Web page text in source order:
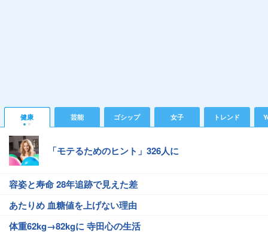
健康 芸能 ゴシップ 女子 トレンド
「モテるためのヒント」326人に
容姿と寿命 28年追跡で見えた差
あたりめ 血糖値を上げない理由
体重62kg→82kgに 寺田心の生活